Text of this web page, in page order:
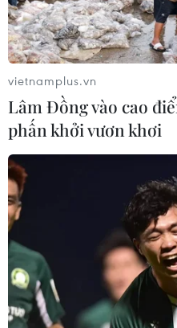
vietnamplus.vn
Lâm Đồng vào cao
phấn khởi vươn khơi